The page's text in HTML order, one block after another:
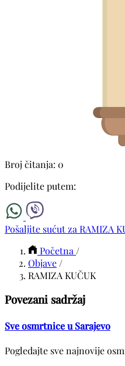
Broj čitanja: 0
Podijelite putem:
Pošaljite sućut za RAMIZA
Početna /
Objave /
RAMIZA KUČUK
Povezani sadržaj
Sve osmrtnice u Sarajevo
Pogledajte sve najnovije